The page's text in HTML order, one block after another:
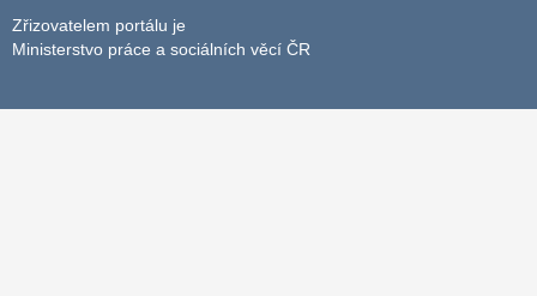
Zřizovatelem portálu je
Ministerstvo práce a sociálních věcí ČR